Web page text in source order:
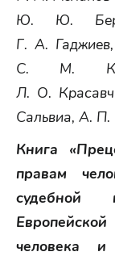
Ю. Ю.
Г. А.
С. М.
Л. О.
Сальвиа, А. П.
Книга
правам
судебной
человека и